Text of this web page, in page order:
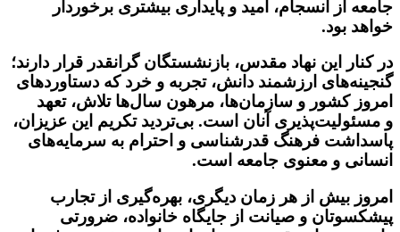
جامعه از انسجام، امید و پایداری بیشتری برخوردار
خواهد بود.
در کنار این نهاد مقدس، بازنشستگان گرانقدر قرار دارند؛
گنجینه‌های ارزشمند دانش، تجربه و خرد که دستاوردهای
امروز کشور و سازمان‌ها، مرهون سال‌ها تلاش، تعهد
و مسئولیت‌پذیری آنان است. بی‌تردید تکریم این عزیزان،
پاسداشت فرهنگ قدرشناسی و احترام به سرمایه‌های
انسانی و معنوی جامعه است.
امروز بیش از هر زمان دیگری، بهره‌گیری از تجارب
پیشکسوتان و صیانت از جایگاه خانواده، ضرورتی